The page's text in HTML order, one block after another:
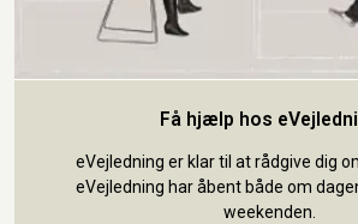
Få hjælp hos
eVejledning er klar til at rådgive dig
eVejledning har åbent både om
weekenden.